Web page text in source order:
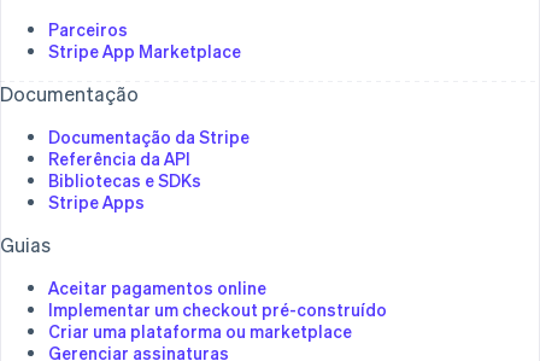
Parceiros
Stripe App Marketplace
Documentação
Documentação da Stripe
Referência da API
Bibliotecas e SDKs
Stripe Apps
Guias
Aceitar pagamentos online
Implementar um checkout pré-construído
Criar uma plataforma ou marketplace
Gerenciar assinaturas